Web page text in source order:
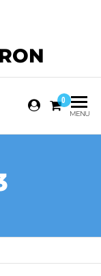
0
MENU